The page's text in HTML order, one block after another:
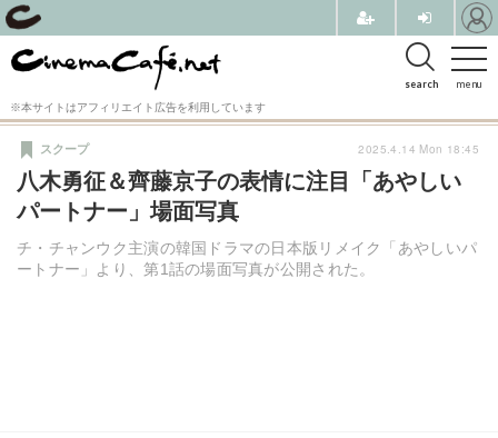
menu
search
※本サイトはアフィリエイト広告を利用しています
八木勇征＆齊藤京子の表情に注目「あやしい
パートナー」場面写真
チ・チャンウク主演の韓国ドラマの日本版リメイク「あやしいパ
ートナー」より、第1話の場面写真が公開された。
スクープ 2025.4.14 Mon 18:45